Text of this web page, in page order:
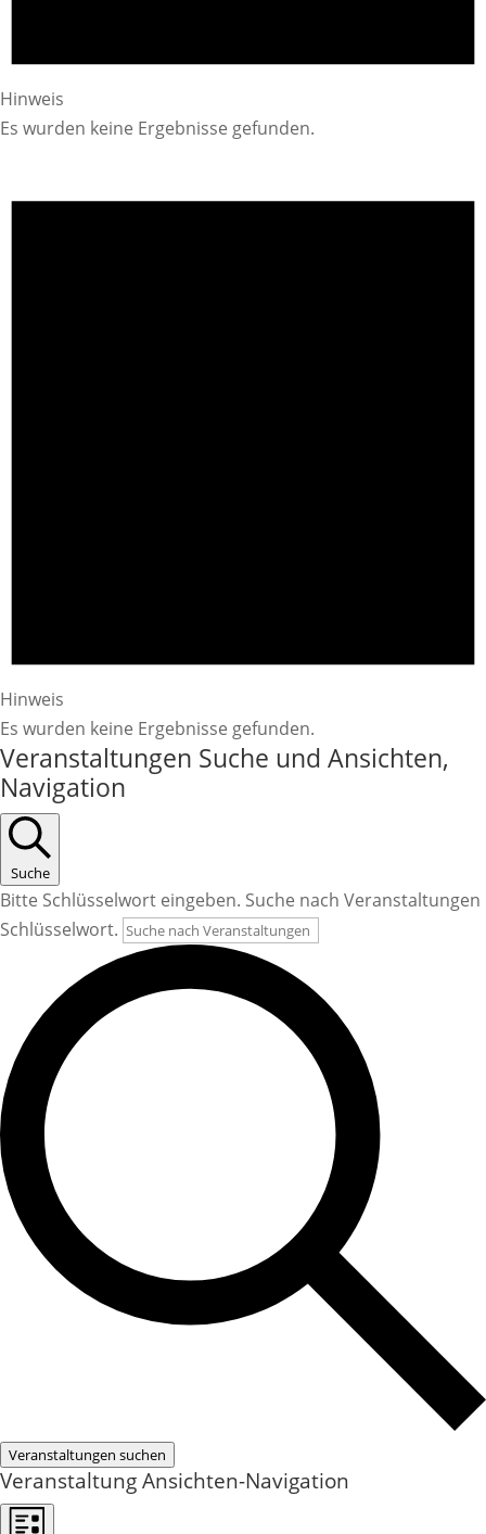
Hinweis
Es wurden keine Ergebnisse gefunden.
Hinweis
Es wurden keine Ergebnisse gefunden.
Veranstaltungen Suche und Ansichten,
Navigation
Suche
Bitte Schlüsselwort eingeben. Suche nach Veranstaltungen
Schlüsselwort.
Veranstaltungen suchen
Veranstaltung Ansichten-Navigation